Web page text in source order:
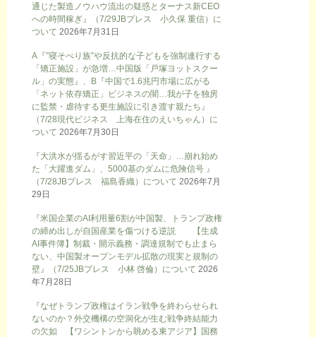
通じた製造ノウハウ流出の疑惑とターナス新CEO
への時間稼ぎ』（7/29JBプレス 小久保 重信）に
ついて 2026年7月31日
A『”寝そべり族”や反抗的な子どもを強制連行する
「矯正施設」が急増…中国版「戸塚ヨットスクー
ル」の実態』、B『中国で1.6兆円市場に広がる
「ネット依存矯正」ビジネスの闇…我が子を独房
に監禁・虐待する更生施設に引き渡す親たち』
（7/28現代ビジネス 上海在住のえいちゃん）に
ついて 2026年7月30日
『大洪水が揺るがす習近平の「天命」…崩れ始め
た「大躍進ダム」、5000基のダムに危険信号 』
（7/28JBプレス 福島香織）について 2026年7月
29日
『米国企業のAI利用量6割が中国製、トランプ政権
の締め出しが自国産業を傷つける逆説 【生成
AI事件簿】制裁・開示義務・調達規制でも止まら
ない、中国製オープンモデル拡散の現実と規制の
壁』（7/25JBプレス 小林 啓倫）について 2026
年7月28日
『なぜトランプ政権はイラン戦争を終わらせられ
ないのか？外交機構の空洞化が生む戦争終結能力
の欠如 【ワシントンから眺める東アジア】国務